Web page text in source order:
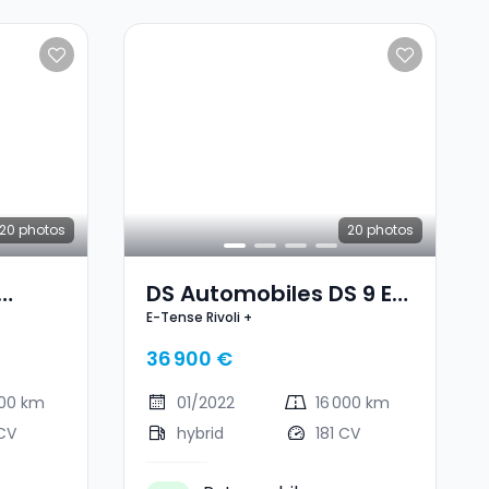
20 photos
km
20 photos
DS Automobiles DS 9 E-
Tense Rivoli +
E-Tense Rivoli +
36 900 €
01/2022
16 000 km
hybrid
181 CV